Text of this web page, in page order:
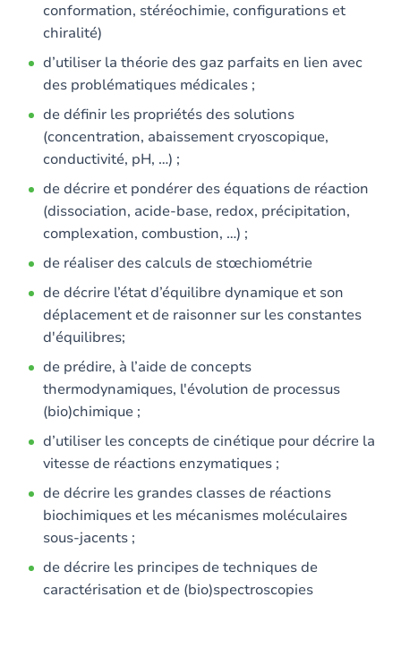
conformation, stéréochimie, configurations et
chiralité)
d’utiliser la théorie des gaz parfaits en lien avec
des problématiques médicales ;
de définir les propriétés des solutions
(concentration, abaissement cryoscopique,
conductivité, pH, …) ;
de décrire et pondérer des équations de réaction
(dissociation, acide-base, redox, précipitation,
complexation, combustion, …) ;
de réaliser des calculs de stœchiométrie
de décrire l’état d’équilibre dynamique et son
déplacement et de raisonner sur les constantes
d'équilibres;
de prédire, à l’aide de concepts
thermodynamiques, l'évolution de processus
(bio)chimique ;
d’utiliser les concepts de cinétique pour décrire la
vitesse de réactions enzymatiques ;
de décrire les grandes classes de réactions
biochimiques et les mécanismes moléculaires
sous-jacents ;
de décrire les principes de techniques de
caractérisation et de (bio)spectroscopies